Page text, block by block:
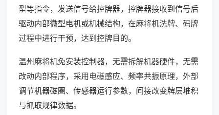
型等指令，发送信号给控牌器，控牌器接收到信号后
驱动内部微型电机或机械结构，在麻将机洗牌、码牌
过程中进行干预，达到控牌目的。
温州麻将机免安装控制器，无需拆解机器硬件，无需
改动内部程序，采用电磁感应、频率共振原理，外部
调节机器磁圈、传感器运行参数，间接改变牌层堆积
与抓取规律数据。